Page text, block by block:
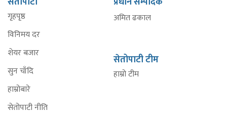
गृहपृष्ठ
विनिमय दर
शेयर बजार
सुन चाँदि
हाम्रोबारे
सेतोपाटी नीति
अमित ढकाल
सेतोपाटी टीम
हाम्रो टीम